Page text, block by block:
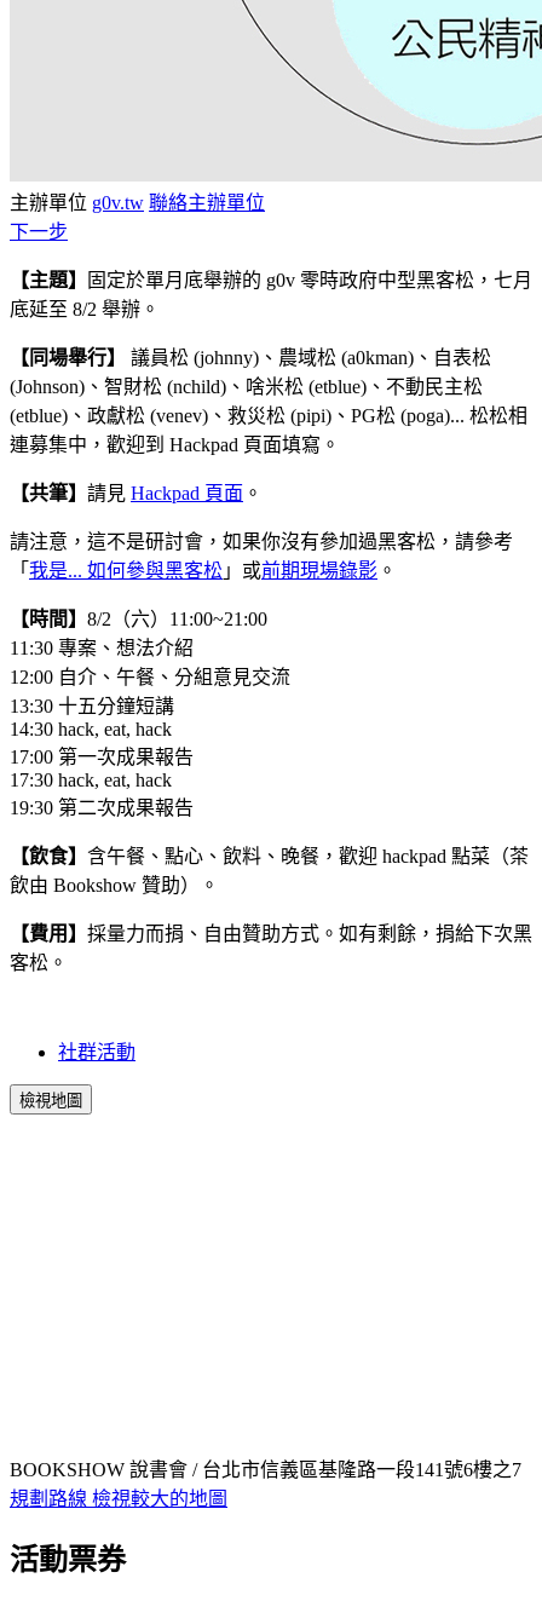
主辦單位 g0v.tw 聯絡主辦單位
下一步
【主題】
固定於單月底舉辦的 g0v 零時政府中型黑客松，七月
底延至 8/2 舉辦。
【同場舉行】 議員松 (johnny)、農域松 (a0kman)、自表松
(Johnson)、智財松 (nchild)、 啥米松 (etblue)、不動民主松
(etblue)、政獻松 (venev)、救災松 (pipi)、PG松 (poga)... 松松相
連募集中，歡迎到 Hackpad 頁面填寫。
【共筆】 請見 Hackpad 頁面 。
請注意，這不是研討會，如果你沒有參加過黑客松，請參考
「 我是... 如何參與黑客松 」或前期現場錄影 。
【時間】 8/2（六）11:00~21:00
11:30 專案、想法介紹
12:00 自介、午餐、分組意見交流
13:30 十五分鐘短講
14:30 hack, eat, hack
17:00 第一次成果報告
17:30 hack, eat, hack
19:30 第二次成果報告
【飲食】 含午餐、點心、飲料、晚餐，歡迎 hackpad 點菜（茶
飲由 Bookshow 贊助）。
【費用】 採量力而捐、自由贊助方式。如有剩餘，捐給下次黑
客松。
社群活動
檢視地圖
BOOKSHOW 說書會 / 台北市信義區基隆路一段141號6樓之7
規劃路線 檢視較大的地圖
活動票券